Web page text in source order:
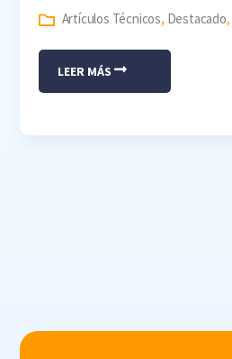
Artículos Técnicos, Destacado,
LEER MÁS